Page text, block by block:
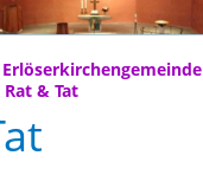
Erlöserkirchengemeinde
Rat & Tat